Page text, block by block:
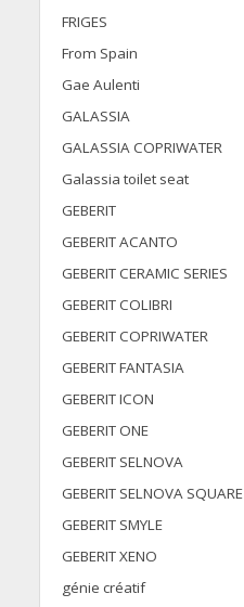
FRIGES
From Spain
Gae Aulenti
GALASSIA
GALASSIA COPRIWATER
Galassia toilet seat
GEBERIT
GEBERIT ACANTO
GEBERIT CERAMIC SERIES
GEBERIT COLIBRI
GEBERIT COPRIWATER
GEBERIT FANTASIA
GEBERIT ICON
GEBERIT ONE
GEBERIT SELNOVA
GEBERIT SELNOVA SQUARE
GEBERIT SMYLE
GEBERIT XENO
génie créatif